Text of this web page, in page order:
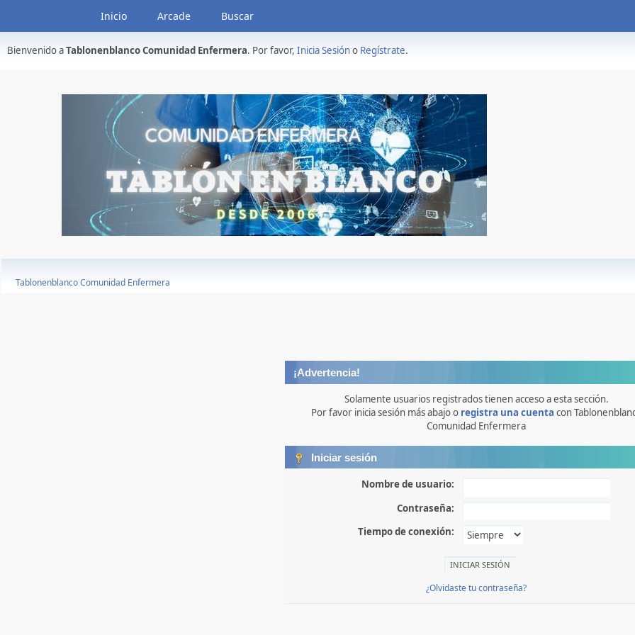
Inicio Arcade Buscar
Bienvenido aTablonenblanco Comunidad Enfermera. Por favor, Inicia Sesióno Regístrate.
Tablonenblanco Comunidad Enfermera
¡Advertencia!
Solamente usuarios registrados tienen acceso a esta sección.
Por favor inicia sesión más abajo o registra una cuenta con
Comunidad Enfermera
Iniciar sesión
Nombre de usuario:
Contraseña:
Tiempo de conexión:
¿Olvidaste tu contraseña?